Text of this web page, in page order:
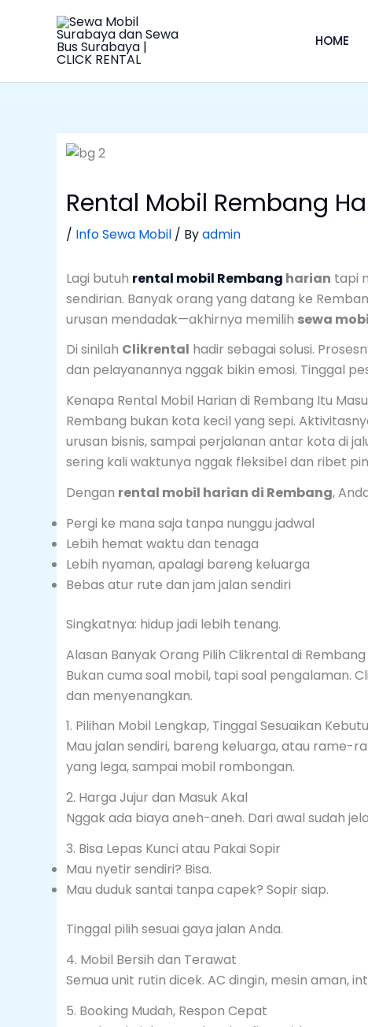
HOME
Rental Mobil Rembang
/ Info Sewa Mobil / Byadmin
Lagi butuh rental mobil Rembang harian tapi
sendirian. Banyak orang yang datang ke
urusan mendadak—akhirnya memilih sewa
Di sinilah Clikrental hadir sebagai solusi.
dan pelayanannya nggak bikin emosi. Tinggal
Kenapa Rental Mobil Harian di Rembang Itu
Rembang bukan kota kecil yang sepi.
urusan bisnis, sampai perjalanan antar kota di
sering kali waktunya nggak fleksibel dan ribet
Dengan rental mobil harian di Rembang,
Pergi ke mana saja tanpa nunggu jadwal
Lebih hemat waktu dan tenaga
Lebih nyaman, apalagi bareng keluarga
Bebas atur rute dan jam jalan sendiri
Singkatnya: hidup jadi lebih tenang.
Alasan Banyak Orang Pilih Clikrental di Rembang
Bukan cuma soal mobil, tapi soal pengalaman.
dan menyenangkan.
1. Pilihan Mobil Lengkap, Tinggal Sesuaikan
Mau jalan sendiri, bareng keluarga, atau rame-
yang lega, sampai mobil rombongan.
2. Harga Jujur dan Masuk Akal
Nggak ada biaya aneh-aneh. Dari awal sudah
3. Bisa Lepas Kunci atau Pakai Sopir
Mau nyetir sendiri? Bisa.
Mau duduk santai tanpa capek? Sopir siap.
Tinggal pilih sesuai gaya jalan Anda.
4. Mobil Bersih dan Terawat
Semua unit rutin dicek. AC dingin, mesin aman,
5. Booking Mudah, Respon Cepat